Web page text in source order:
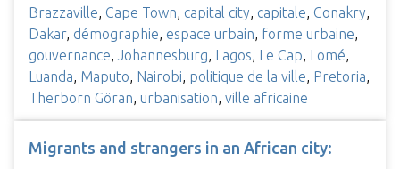
Brazzaville Cape Town capital city capitale Conakry
Dakar, démographie espace urbain forme urbaine
gouvernance
Johannesburg Lagos Le Cap Lomé
Luanda Maputo Nairobi politique de la ville Pretoria
Therborn Göran urbanisation ville africaine
Migrants and strangers in an African city: